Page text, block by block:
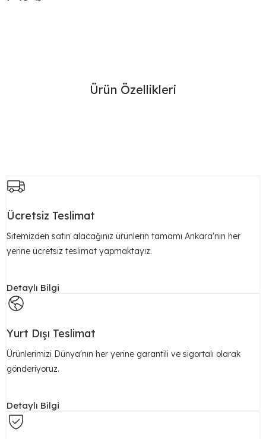
Ürün Özellikleri
Ücretsiz Teslimat
Sitemizden satın alacağınız ürünlerin tamamı Ankara'nın her
yerine ücretsiz teslimat yapmaktayız.
Detaylı Bilgi
Yurt Dışı Teslimat
Ürünlerimizi Dünya'nın her yerine garantili ve sigortalı olarak
gönderiyoruz.
Detaylı Bilgi